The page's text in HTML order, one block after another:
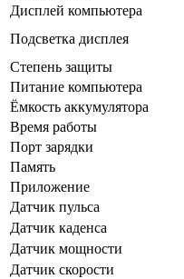
Дисплей компьютера
Подсветка дисплея
Степень защиты
Питание компьютера
Ёмкость аккумулятора
Время работы
Порт зарядки
Память
Приложение
Датчик пульса
Датчик каденса
Датчик мощности
Датчик скорости